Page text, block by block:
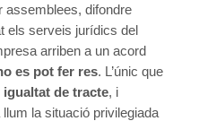
assemblees, difondre
els serveis jurídics del
arriben a un acord
es pot fer res. L’únic que
igualtat de tracte, i
la situació privilegiada